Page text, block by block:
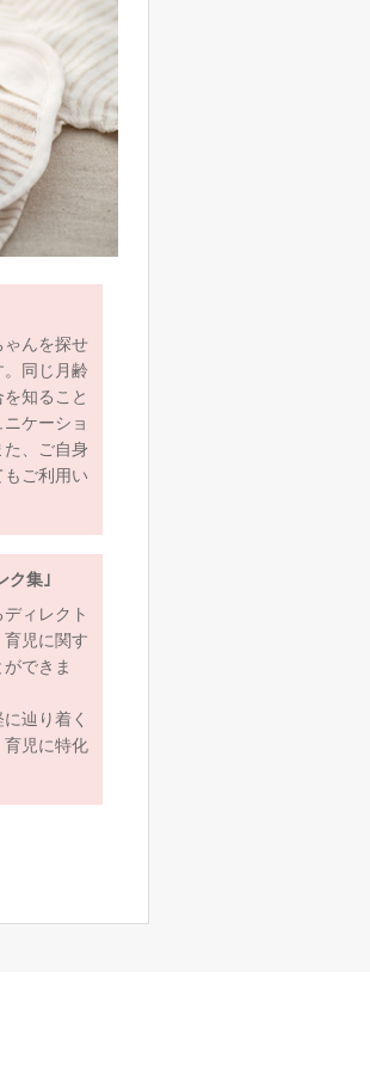
ゃんを探せ
同じ月齢
知ること
ケーショ
た、ご自身
ご利用い
ク集｣
ィレクト
育児に関す
できま
辿り着く
育児に特化